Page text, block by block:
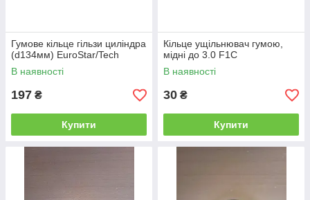
Гумове кільце гільзи циліндра
(d134мм) EuroStar/Tech
В наявності
197 ₴
Купити
Кільце ущільнювач гумою,
мідні до 3.0 F1C
В наявності
30 ₴
Купити